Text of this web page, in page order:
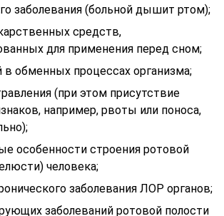
заболевания (больной дышит ртом);
средств,
для применения перед сном;
в обменных процессах организма;
(при этом присутствие
например, рвоты или поноса,
особенности строения ротовой
человека;
заболевания ЛОР органов;
заболеваний ротовой полости